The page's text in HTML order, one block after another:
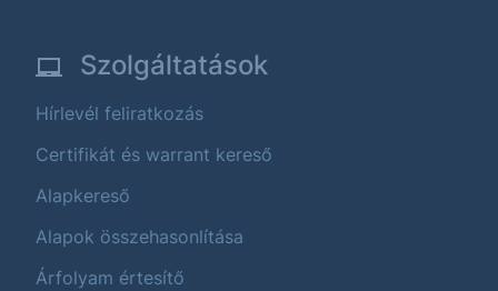
Szolgáltatások
Hírlevél feliratkozás
Certifikát és warrant kereső
Alapkereső
Alapok összehasonlítása
Árfolyam értesítő